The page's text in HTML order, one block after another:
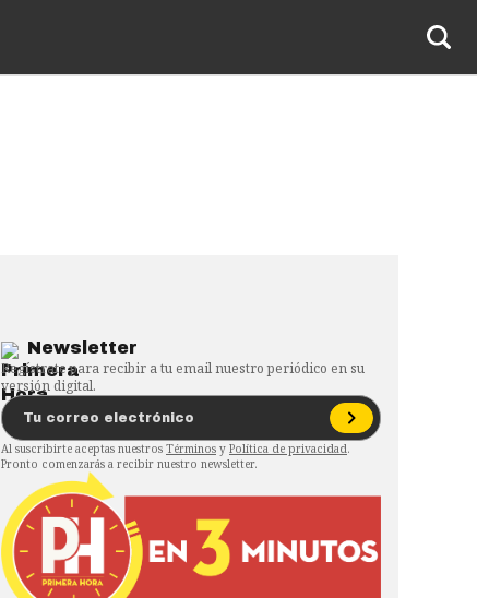
Newsletter
Regístrate para recibir a tu email nuestro periódico en su
versión digital.
Al suscribirte aceptas nuestros Términos y Política de privacidad.
Pronto comenzarás a recibir nuestro newsletter.